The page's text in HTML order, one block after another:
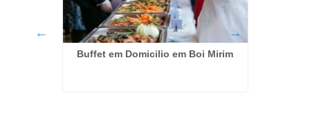
Buffet em Domicilio em Boi Mirim